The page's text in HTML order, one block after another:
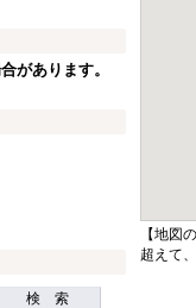
があります。
検 索
【地図
超えて